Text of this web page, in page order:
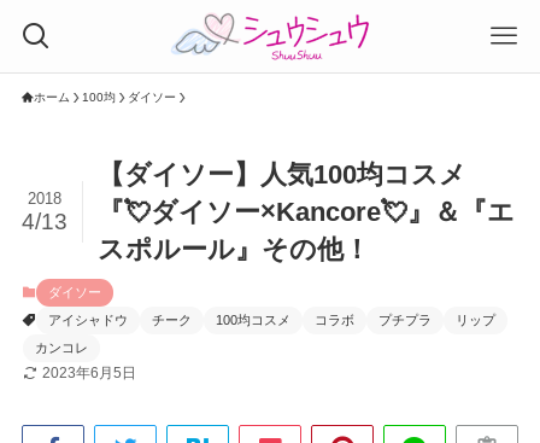
ホーム 100均 ダイソー
【ダイソー】人気100均コスメ
『💘ダイソー×Kancore💘』＆『エ
スポルール』その他！
2018
4/13
ダイソー
アイシャドウ
チーク 100均コスメ コラボ プチプラ
リップ
カンコレ
2023年6月5日